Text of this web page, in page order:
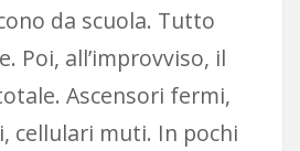
da scuola. Tutto
Poi, all’improvviso, il
Ascensori fermi,
cellulari muti. In pochi